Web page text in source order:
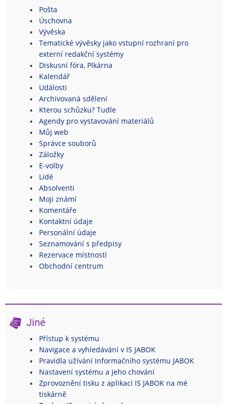
Pošta
Úschovna
Vývěska
Tematické vývěsky jako vstupní rozhraní pro
externí redakční systémy
Diskusní fóra, Plkárna
Kalendář
Události
Archivovaná sdělení
Kterou schůzku? Tudle
Agendy pro vystavování materiálů
Můj web
Správce souborů
Záložky
E-volby
Lidé
Absolventi
Moji známí
Komentáře
Kontaktní údaje
Personální údaje
Seznamování s předpisy
Rezervace místností
Obchodní centrum
Jiné
Přístup k systému
Navigace a vyhledávání v IS JABOK
Pravidla užívání Informačního systému JABOK
Nastavení systému a jeho chování
Zprovoznění tisku z aplikací IS JABOK na mé
tiskárně